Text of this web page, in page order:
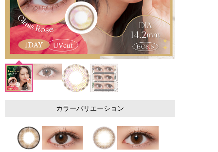
カラーバリエーション